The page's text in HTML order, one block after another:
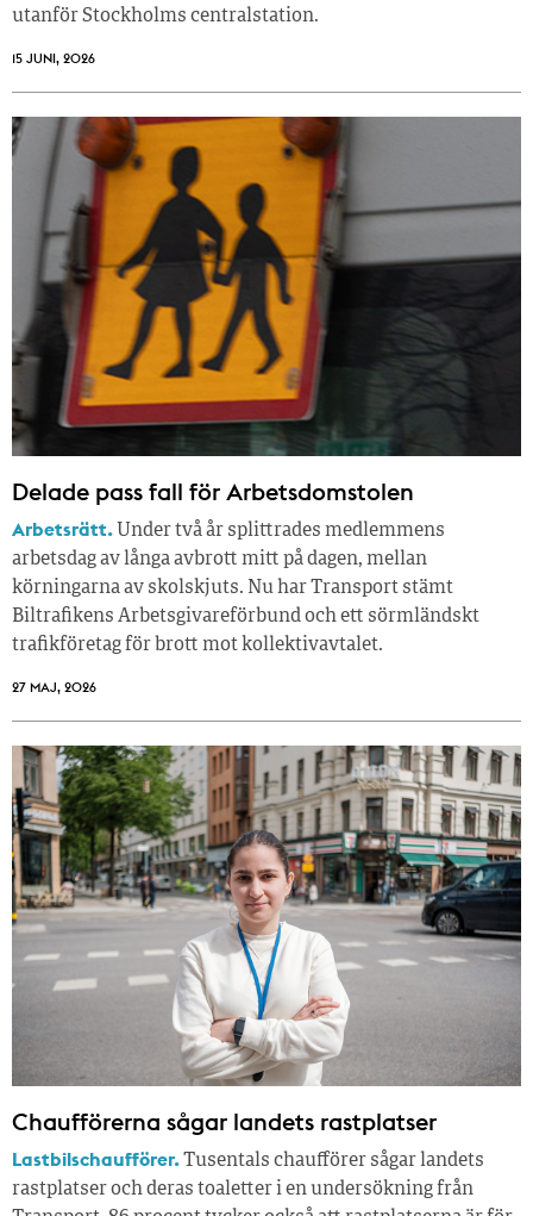
utanför Stockholms centralstation.
15 JUNI, 2026
Delade pass fall för Arbetsdomstolen
Arbetsrätt. Under två år splittrades medlemmens
arbetsdag av långa avbrott mitt på dagen, mellan
körningarna av skolskjuts. Nu har Transport stämt
Biltrafikens Arbetsgivareförbund och ett sörmländskt
trafikföretag för brott mot kollektivavtalet.
27 MAJ, 2026
Chaufförerna sågar landets rastplatser
Lastbilschaufförer.Tusentals chaufförer sågar landets
rastplatser och deras toaletter i en undersökning från